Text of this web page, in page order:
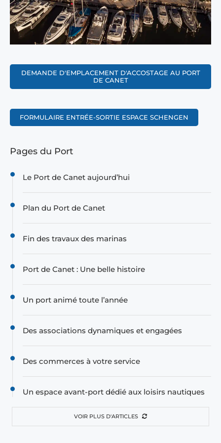
DEMANDE D'EMPLACEMENT D'ACCOSTAGE AU PORT
DE CANET
FORMULAIRE ENTRÉE-SORTIE ESPACE SCHENGEN
Pages du Port
Le Port de Canet aujourd’hui
Plan du Port de Canet
Fin des travaux des marinas
Port de Canet : Une belle histoire
Un port animé toute l’année
Des associations dynamiques et engagées
Des commerces à votre service
Un espace avant-port dédié aux loisirs nautiques
VOIR PLUS D'ARTICLES